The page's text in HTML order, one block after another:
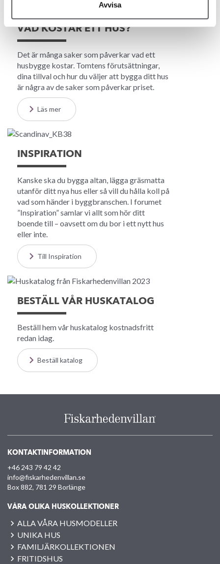
Avvisa
VAD KOSTAR ETT HUS?
Det är många saker som påverkar vad ett
husbygge kostar. Tomtens förutsättningar,
dina tillval och hur du väljer att bygga ditt hus
är några av de saker som påverkar priset.
Läs mer
INSPIRATION
Kanske ska du bygga altan, lägga gräsmatta
utanför ditt nya hus eller så vill du hålla koll på
vad som händer i byggbranschen. I forumet
”Inspiration” samlar vi allt som hör ditt
boende till – oavsett om du bor i ett nytt hus
eller inte.
Till Inspiration
BESTÄLL VÅR HUSKATALOG
Beställ hem vår huskatalog kostnadsfritt
redan idag.
Beställ katalog
KONTAKTINFORMATION
+46 243 79 42 42
info@fiskarhedenvillan.se
Box 882, 781 29 Borlänge
VÅRA OLIKA HUSKOLLEKTIONER
ALLA VÅRA HUSMODELLER
UNIKA HUS
FAMILJÄRKOLLEKTIONEN
FRITIDSHUS